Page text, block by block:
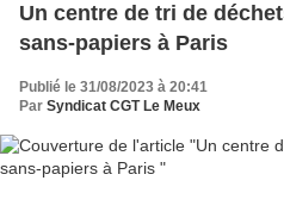
Un centre de tri de
sans-papiers à Paris
Publié le 31/08/2023 à 20:41
Par Syndicat CGT Le Meux